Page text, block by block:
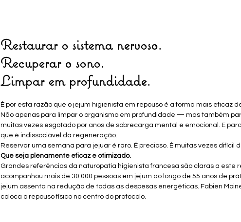
Restaurar o sistema nervoso.
Recuperar o sono.
Limpar em profundidade.
É por esta razão que o jejum higienista em repouso é a forma mais eficaz
Não apenas para limpar o organismo em profundidade — mas também
muitas vezes esgotado por anos de sobrecarga mental e emocional. E
que é indissociável da regeneração.
Reservar uma semana para jejuar é raro. É precioso. É muitas vezes difícil
Que seja plenamente eficaz e otimizado.
Grandes referências da naturopatia higienista francesa são claras a este
acompanhou mais de 30 000 pessoas em jejum ao longo de 55 anos de
jejum assenta na redução de todas as despesas energéticas. Fabien
coloca o repouso físico no centro do protocolo.